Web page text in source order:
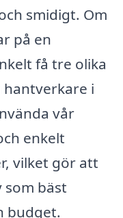
smidigt. Om
på en
få tre olika
i
vår
enkelt
vilket gör att
som bäst
budget.